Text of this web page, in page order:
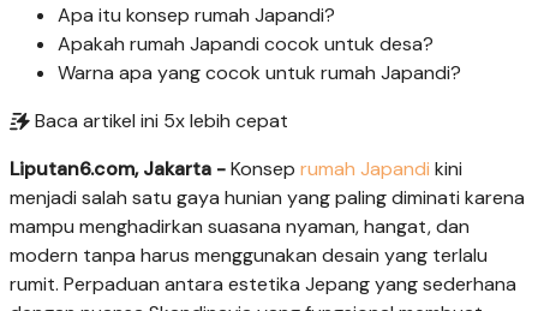
Apa itu konsep rumah Japandi?
Apakah rumah Japandi cocok untuk desa?
Warna apa yang cocok untuk rumah Japandi?
Baca artikel ini 5x lebih cepat
Liputan6.com, Jakarta -Konsep rumah Japandi kini
menjadi salah satu gaya hunian yang paling diminati karena
mampu menghadirkan suasana nyaman, hangat, dan
modern tanpa harus menggunakan desain yang terlalu
rumit. Perpaduan antara estetika Jepang yang sederhana